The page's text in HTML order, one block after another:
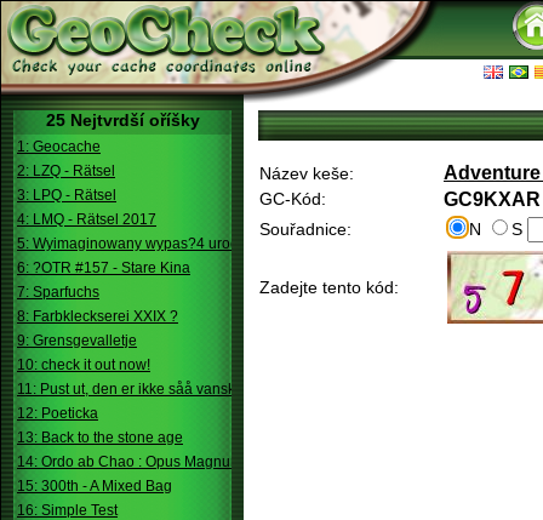
25 Nejtvrdší oříšky
1: Geocache
2: LZQ - Rätsel
3: LPQ - Rätsel
4: LMQ - Rätsel 2017
5: Wyimaginowany wypas?4 urodziny
6: ?OTR #157 - Stare Kina
7: Sparfuchs
8: Farbkleckserei XXIX ?
9: Grensgevalletje
10: check it out now!
11: Pust ut, den er ikke såå vanskelig.
12: Poeticka
13: Back to the stone age
14: Ordo ab Chao : Opus Magnum
15: 300th - A Mixed Bag
16: Simple Test
Název keše:
GC-Kód: GC9KXAR
Souřadnice: N S
Zadejte tento kód: